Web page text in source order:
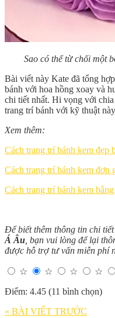
Sao có thể từ chối một
Bài viết này Kate đã tổng
bánh với hoa hồng xoay và
chi tiết nhất. Hi vọng với
trang trí bánh với kỹ thuật
Xem thêm:
Cách trang trí bánh kem đẹp
Cách trang trí bánh kem đơn
Cách trang trí bánh kem
Để biết thêm thông tin chi
Á Âu , bạn vui lòng để lại
được hỗ trợ tư vấn miễn phí
☆ ☆ ☆ ☆
Điểm: 4.45 (11 bình chọn)
« BÀI VIẾT TRƯỚC